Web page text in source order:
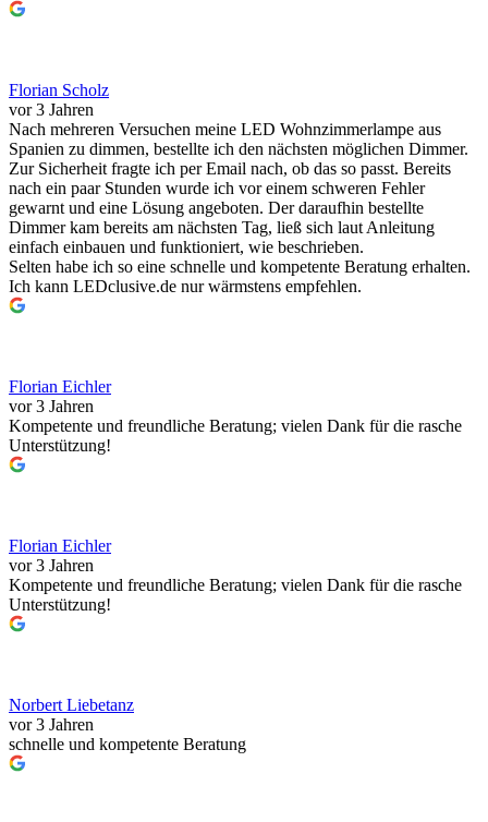
Florian Scholz
vor 3 Jahren
Nach mehreren Versuchen meine LED Wohnzimmerlampe aus
Spanien zu dimmen, bestellte ich den nächsten möglichen Dimmer.
Zur Sicherheit fragte ich per Email nach, ob das so passt. Bereits
nach ein paar Stunden wurde ich vor einem schweren Fehler
gewarnt und eine Lösung angeboten. Der daraufhin bestellte
Dimmer kam bereits am nächsten Tag, ließ sich laut Anleitung
einfach einbauen und funktioniert, wie beschrieben.
Selten habe ich so eine schnelle und kompetente Beratung erhalten.
Ich kann LEDclusive.de nur wärmstens empfehlen.
Florian Eichler
vor 3 Jahren
Kompetente und freundliche Beratung; vielen Dank für die rasche
Unterstützung!
Florian Eichler
vor 3 Jahren
Kompetente und freundliche Beratung; vielen Dank für die rasche
Unterstützung!
Norbert Liebetanz
vor 3 Jahren
schnelle und kompetente Beratung